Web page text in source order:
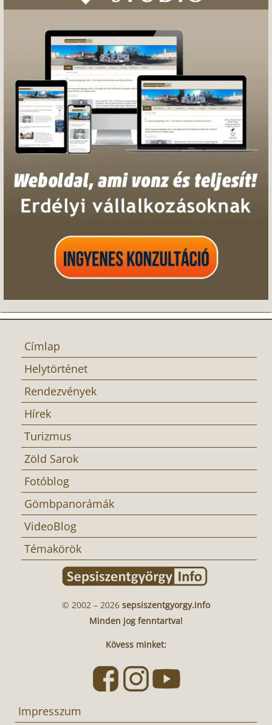
Címlap
Helytörténet
Rendezvények
Hírek
Turizmus
Zöld Sarok
Fotóblog
Gömbpanorámák
VideoBlog
Témakörök
© 2002 – 2026 sepsiszentgyorgy.info
Minden jog fenntartva!
Kövess minket:
Impresszum